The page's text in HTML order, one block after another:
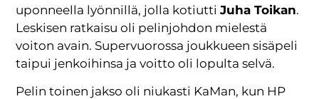
uponneella lyönnillä, jolla kotiuttiJuha Toikan.
Leskisen ratkaisu oli pelinjohdon mielestä
voiton avain. Supervuorossa joukkueen sisäpeli
taipui jenkoihinsa ja voitto oli lopulta selvä.
Pelin toinen jakso oli niukasti KaMan, kun HP